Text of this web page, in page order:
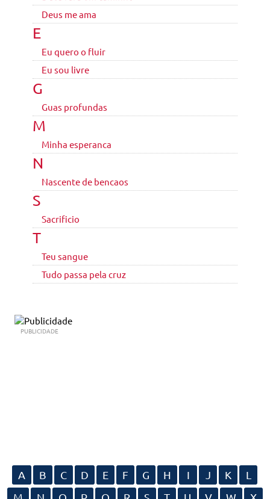
Deus me ama
E
Eu quero o fluir
Eu sou livre
G
Guas profundas
M
Minha esperanca
N
Nascente de bencaos
S
Sacrificio
T
Teu sangue
Tudo passa pela cruz
PUBLICIDADE
A B C D E F G H I J K
L